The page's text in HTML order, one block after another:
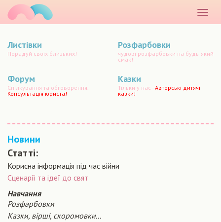
меню
Листівки
Порадуй своїх близьких!
Розфарбовки
чудові розфарбовки на будь-який
смак!
Форум
Спілкування та обговорення.
Консультація юриста!
Казки
Тільки у нас -Авторські дитячі
казки!
Новини
Статті:
Корисна інформація під час війни
Сценарiї та iдеї до свят
Навчання
Розфарбовки
Казки, вірші, скоромовки...